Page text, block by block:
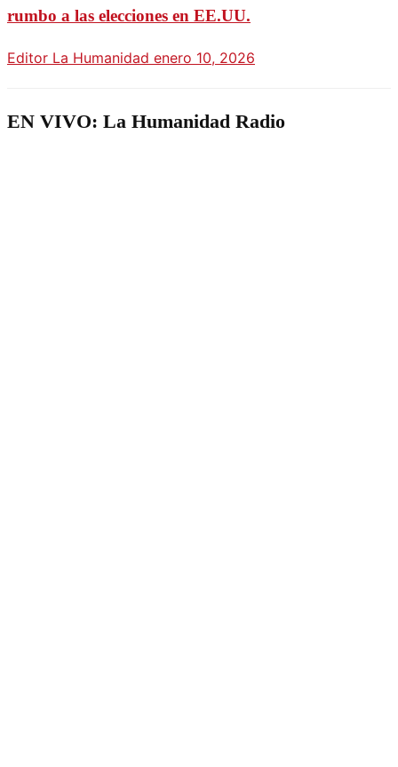
rumbo a las elecciones en EE.UU.
Editor La Humanidad enero 10, 2026
EN VIVO: La Humanidad Radio